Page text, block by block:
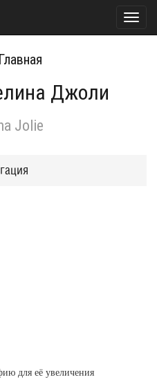
Джоли
Jolie
для её увеличения